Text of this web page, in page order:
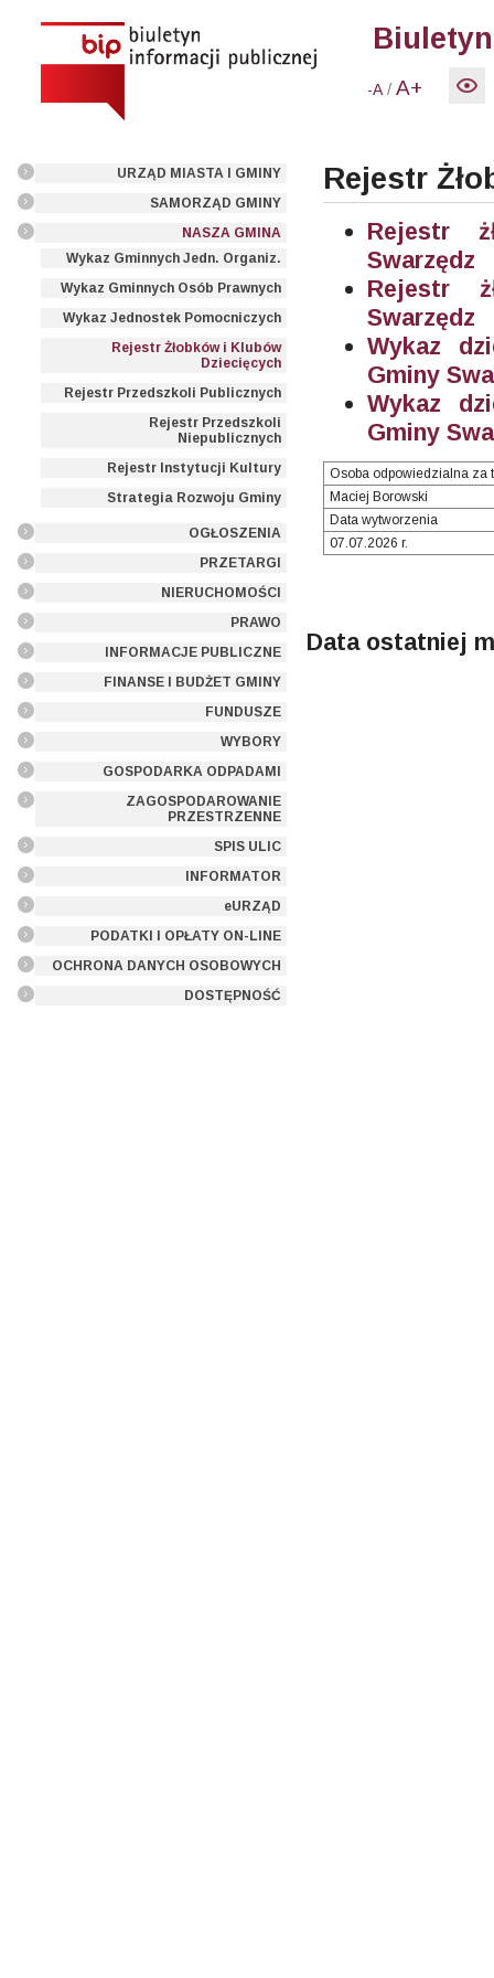
-A /A+
URZĄD MIASTA I GMINY
SAMORZĄD GMINY
NASZA GMINA
Wykaz Gminnych Jedn. Organiz.
Wykaz Gminnych Osób Prawnych
Wykaz Jednostek Pomocniczych
Rejestr Żłobków i Klubów
Dziecięcych
Rejestr Przedszkoli Publicznych
Rejestr Przedszkoli
Niepublicznych
Rejestr Instytucji Kultury
Strategia Rozwoju Gminy
OGŁOSZENIA
PRZETARGI
NIERUCHOMOŚCI
PRAWO
INFORMACJE PUBLICZNE
FINANSE I BUDŻET GMINY
FUNDUSZE
WYBORY
GOSPODARKA ODPADAMI
ZAGOSPODAROWANIE
PRZESTRZENNE
SPIS ULIC
INFORMATOR
eURZĄD
PODATKI I OPŁATY ON-LINE
OCHRONA DANYCH OSOBOWYCH
DOSTĘPNOŚĆ
Rejestr
Rejestr
Swarzędz
Rejestr
Swarzędz
Wykaz
Gminy
Wykaz
Gminy
Osoba odpowiedzialna za
Maciej Borowski
Data wytworzenia
07.07.2026 r.
Data ostatniej